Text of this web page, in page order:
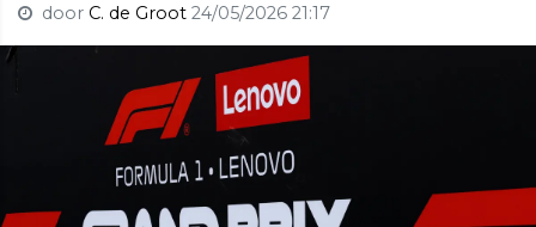
door C. de Groot 24/05/2026 21:17